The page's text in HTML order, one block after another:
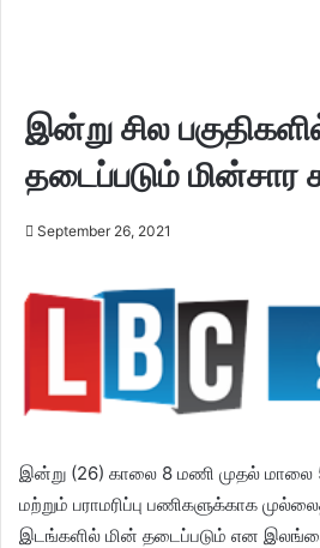
இன்று சில
தடைப்படும் மின்சார
September 26, 2021
இன்று (26) காலை 8 மணி முதல் மாலை
மற்றும் பராமரிப்பு பணிகளுக்காக
இடங்களில் மின் தடைப்படும் என